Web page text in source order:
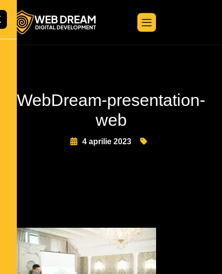
WebDream-presentation-
web
4 aprilie 2023